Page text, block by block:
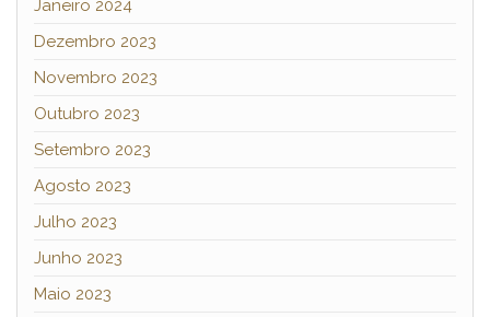
Janeiro 2024
Dezembro 2023
Novembro 2023
Outubro 2023
Setembro 2023
Agosto 2023
Julho 2023
Junho 2023
Maio 2023